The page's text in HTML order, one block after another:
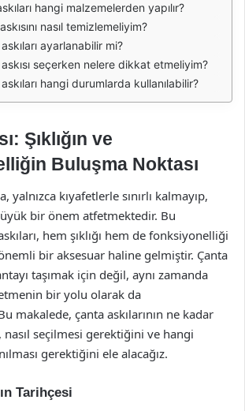
hangi malzemelerden yapılır?
nasıl temizlemeliyim?
ayarlanabilir mi?
seçerken nelere dikkat etmeliyim?
hangi durumlarda kullanılabilir?
Şıklığın ve
Buluşma Noktası
yalnızca kıyafetlerle sınırlı kalmayıp,
bir önem atfetmektedir. Bu
hem şıklığı hem de fonksiyonelliği
bir aksesuar haline gelmiştir. Çanta
taşımak için değil, aynı zamanda
bir yolu olarak da
makalede, çanta askılarının ne kadar
seçilmesi gerektiğini ve hangi
gerektiğini ele alacağız.
Tarihçesi